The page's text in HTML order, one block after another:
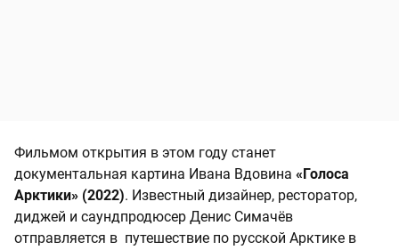
Фильмом открытия в этом году станет
документальная картина Ивана Вдовина «Голоса
Арктики» (2022). Известный дизайнер, ресторатор,
диджей и саундпродюсер Денис Симачёв
отправляется в путешествие по русской Арктике в